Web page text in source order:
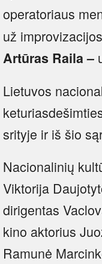
operatoriaus
už
Artūras Raila–
Lietuvos
srityje ir iš šio
Nacionalinių
Viktorija
dirigentas
kino aktorius
Ramunė